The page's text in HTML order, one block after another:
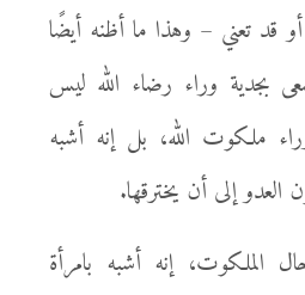
أو قد تعني – وهذا ما أظنه أيضًا
بجدية وراء رضاء الله ليس
ملكوت الله، بل إنه أشبه
إلى أن يخترقها.
إنه أشبه بامرأة